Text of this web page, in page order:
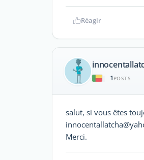
Réagir
|
1 POSTS
salut, si vous êtes
Merci.